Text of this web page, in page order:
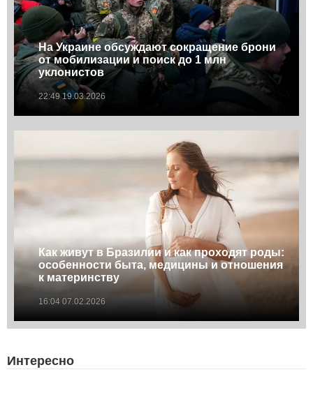
На Украине обсуждают сокращение брони
от мобилизации и поиск до 1 млн
уклонистов
22:49 19.03.2026
Как живут в Бразилии и как проходят роды:
особенности быта, медицины и отношения
к материнству
16:04 07.02.2026
Интересно